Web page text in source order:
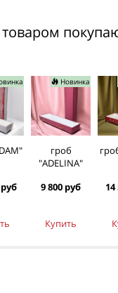
Новинка
гроб
"ADELINA"
9 800 руб
Купить
14